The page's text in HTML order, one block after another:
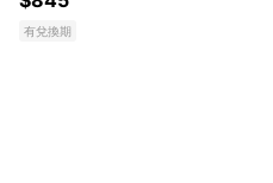
張)
有兌換期